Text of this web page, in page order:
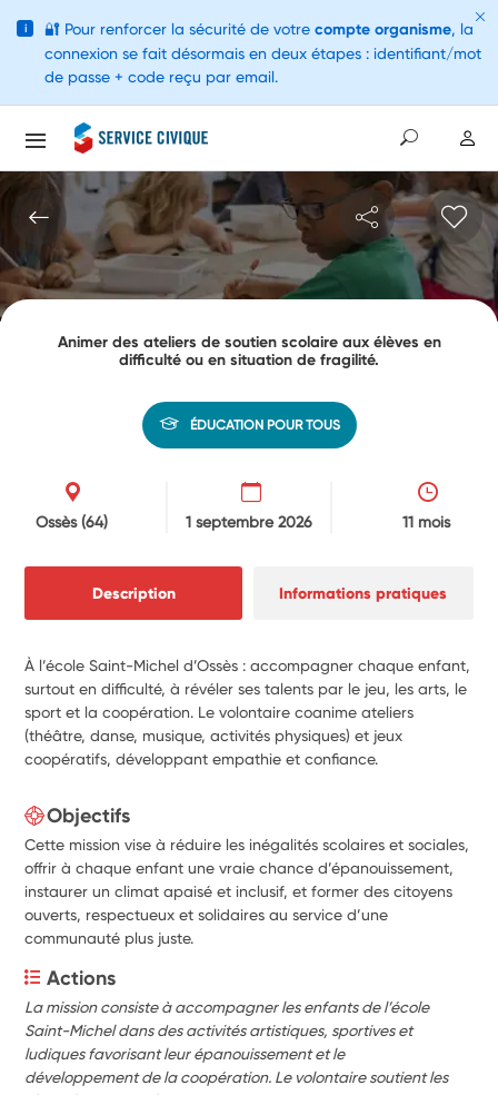
Animer des ateliers de soutien scolaire aux élèves en
difficulté ou en situation de fragilité.
ÉDUCATION POUR TOUS
Ossès(64) 1 septembre 2026 11 mois
Description Informations pratiques
À l’école Saint-Michel d’Ossès : accompagner chaque enfant,
surtout en difficulté, à révéler ses talents par le jeu, les arts, le
sport et la coopération. Le volontaire coanime ateliers
(théâtre, danse, musique, activités physiques) et jeux
coopératifs, développant empathie et confiance.
Objectifs
Cette mission vise à réduire les inégalités scolaires et sociales,
offrir à chaque enfant une vraie chance d’épanouissement,
instaurer un climat apaisé et inclusif, et former des citoyens
ouverts, respectueux et solidaires au service d’une
communauté plus juste.
Actions
La mission consiste à accompagner les enfants de l’école
Saint-Michel dans des activités artistiques, sportives et
ludiques favorisant leur épanouissement et le
développement de la coopération. Le volontaire soutient les
i 🔐 Pour renforcer la sécurité de votre compte organisme, la
connexion se fait désormais en deux étapes : identifiant/mot
de passe + code reçu par email.